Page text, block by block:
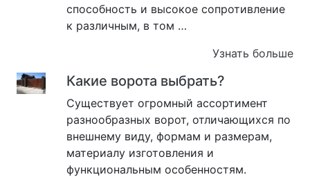
способность и высокое сопротивление
к различным, в том …
Узнать больше
Какие ворота выбрать?
Существует огромный ассортимент
разнообразных ворот, отличающихся по
внешнему виду, формам и размерам,
материалу изготовления и
функциональным особенностям.